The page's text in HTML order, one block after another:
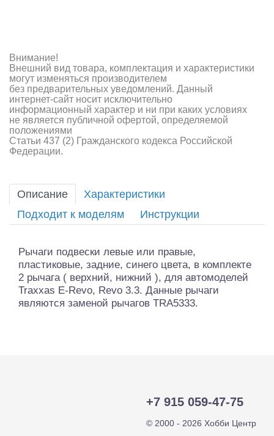
Двигатели
Технические жидкости
Инструмент,измерительные приборы,расходники
Оптовая продажа запчастей для моделей
Внимание!
Внешний вид товара, комплектация и характеристики
могут изменяться производителем
без предварительных уведомлений. Данный
интернет-сайт носит исключительно
информационный характер и ни при каких условиях
не является публичной офертой, определяемой
положениями
Статьи 437 (2) Гражданского кодекса Российской
Федерации.
Описание
Характеристики
Подходит к моделям
Инструкции
Рычаги подвески левые или правые,
пластиковые, задние, синего цвета, в комплекте
2 рычага ( верхний, нижний ), для автомоделей
Traxxas E-Revo, Revo 3.3. Данные рычаги
являются заменой рычагов TRA5333.
+7 915 059-47-75
© 2000 - 2026 Хобби Центр